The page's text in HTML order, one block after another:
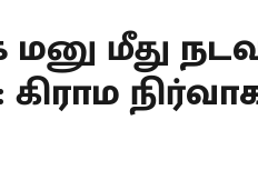
மீது
கிராம